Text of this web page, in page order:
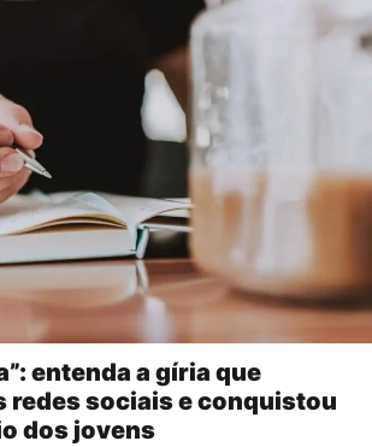
entenda a gíria que
redes sociais e conquistou
dos jovens